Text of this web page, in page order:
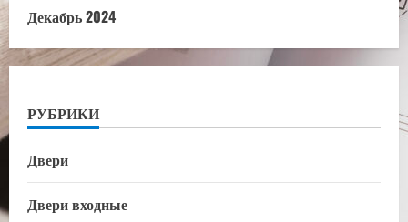
Декабрь 2024
РУБРИКИ
Двери
Двери входные